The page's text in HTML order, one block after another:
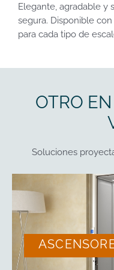
Elegante, agradable y
segura. Disponible
para cada tipo de
OTRO
Soluciones